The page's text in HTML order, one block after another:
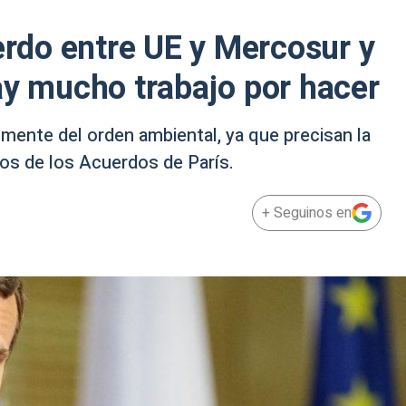
entre UE y Mercosur y
mucho trabajo por hacer
del orden ambiental, ya que precisan la
de los Acuerdos de París.
+ Seguinos en